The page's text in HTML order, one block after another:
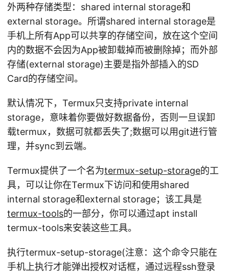
外两种存储类型：shared internal storage和
external storage。所谓shared internal storage是
手机上所有App可以共享的存储空间，放在这个空间
内的数据不会因为App被卸载掉而被删除掉；而外部
存储(external storage)主要是指外部插入的SD
Card的存储空间。
默认情况下，Termux只支持private internal
storage，意味着你要做好数据备份，否则一旦误卸
载termux，数据可就都丢失了;数据可以用git进行管
理，并sync到云端。
Termux提供了一个名为termux-setup-storage的工
具，可以让你在Termux下访问和使用shared
internal storage和external storage；该工具是
termux-tools的一部分，你可以通过apt install
termux-tools来安装这些工具。
执行termux-setup-storage(注意：这个命令只能在
手机上执行才能弹出授权对话框，通过远程ssh登录